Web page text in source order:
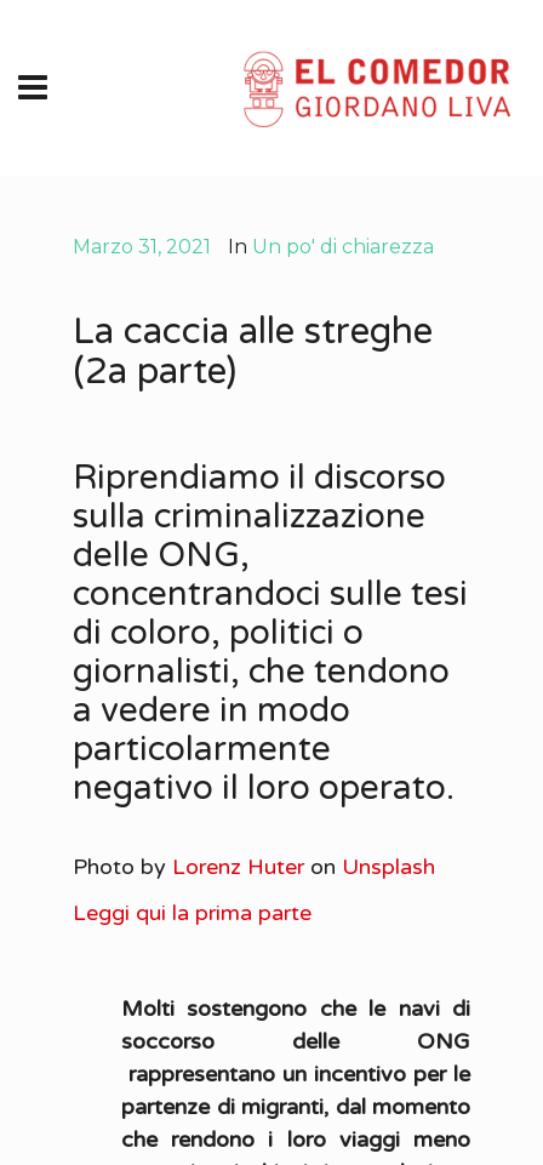
Marzo 31, 2021 In Un po' di chiarezza
La caccia alle streghe
(2a parte)
Riprendiamo il discorso
sulla criminalizzazione
delle ONG,
concentrandoci sulle tesi
di coloro, politici o
giornalisti, che tendono
a vedere in modo
particolarmente
negativo il loro operato.
Photo by Lorenz Huteron Unsplash
Leggi qui la prima parte
Molti sostengono che le navi di
soccorso delle ONG
rappresentano un incentivo per le
partenze di migranti, dal momento
che rendono i loro viaggi meno